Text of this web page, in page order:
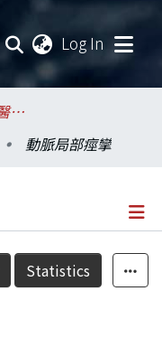
Log In
College of Medicine / 醫學院
動脈局部痙攣
Statistics